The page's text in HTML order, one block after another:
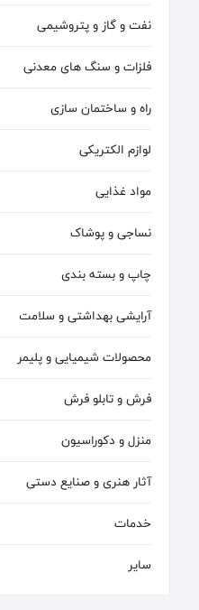
نفت و گاز و پتروشیمی
فلزات و سنگ های معدنی
راه و ساختمان سازی
لوازم الکتریکی
مواد غذایی
نساجی و پوشاک
چاپ و بسته بندی
آرایشی بهداشتی و سلامت
محصولات شیمیایی و پلیمر
فرش و تابلو فرش
منزل و دکوراسیون
آثار هنری و صنایع دستی
خدمات
سایر